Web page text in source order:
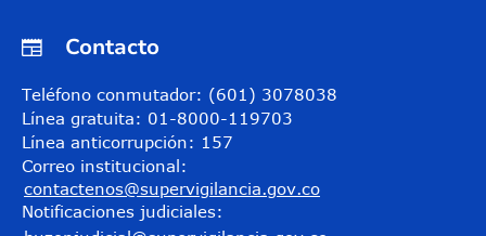
Contacto
Teléfono conmutador: (601) 3078038
Línea gratuita: 01-8000-119703
Línea anticorrupción: 157
Correo institucional:
contactenos@supervigilancia.gov.co
Notificaciones judiciales: